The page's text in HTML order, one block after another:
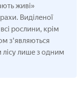
живі»
Виділеної
рослини, крім
з'являються
лише з одним